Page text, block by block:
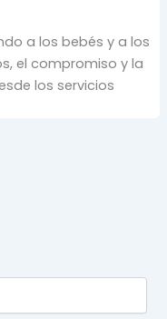
a los bebés y a los
el compromiso y la
los servicios